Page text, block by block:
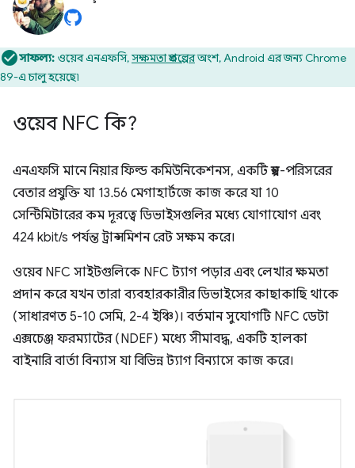
সাফল্য: ওয়েব এনএফসি,সক্ষমতা প্রকল্পেরঅংশ, Android এর জন্য Chrome
89-এ চালু হয়েছে৷
ওয়েব NFC কি?
এনএফসি মানে নিয়ার ফিল্ড কমিউনিকেশনস, একটি স্বল্প-পরিসরের
বেতার প্রযুক্তি যা 13.56 মেগাহার্টজে কাজ করে যা 10
সেন্টিমিটারের কম দূরত্বে ডিভাইসগুলির মধ্যে যোগাযোগ এবং
424 kbit/s পর্যন্ত ট্রান্সমিশন রেট সক্ষম করে।
ওয়েব NFC সাইটগুলিকে NFC ট্যাগ পড়ার এবং লেখার ক্ষমতা
প্রদান করে যখন তারা ব্যবহারকারীর ডিভাইসের কাছাকাছি থাকে
(সাধারণত 5-10 সেমি, 2-4 ইঞ্চি)। বর্তমান সুযোগটি NFC ডেটা
এক্সচেঞ্জ ফরম্যাটের (NDEF) মধ্যে সীমাবদ্ধ, একটি হালকা
বাইনারি বার্তা বিন্যাস যা বিভিন্ন ট্যাগ বিন্যাসে কাজ করে।